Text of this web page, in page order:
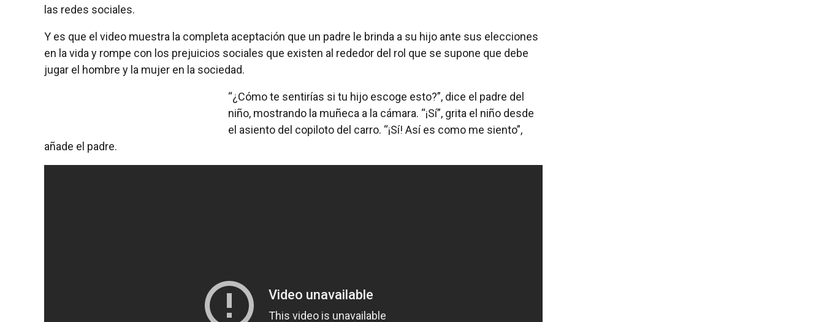
las redes sociales.
Y es que el video muestra la completa aceptación que un padre le brinda a su hijo ante sus elecciones
en la vida y rompe con los prejuicios sociales que existen al rededor del rol que se supone que debe
jugar el hombre y la mujer en la sociedad.
“¿Cómo te sentirías si tu hijo escoge esto?”, dice el padre del
niño, mostrando la muñeca a la cámara. “¡Sí”, grita el niño desde
el asiento del copiloto del carro. “¡Sí! Así es como me siento”,
añade el padre.